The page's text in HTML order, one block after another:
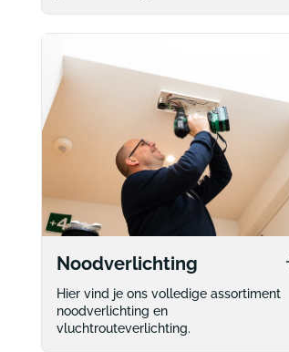
Noodverlichting
Hier vind je ons volledige assortiment
noodverlichting en
vluchtrouteverlichting.